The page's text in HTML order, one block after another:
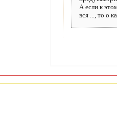
А если к
вся ..., то о